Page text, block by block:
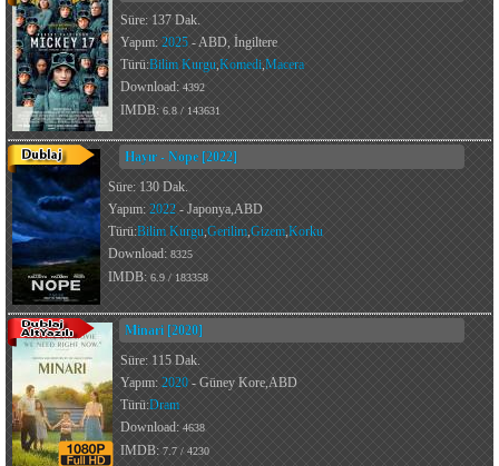
Süre: 137 Dak.
Yapım: 2025 - ABD, İngiltere
Türü:Bilim Kurgu,Komedi,Macera
Download: 4392
IMDB: 6.8 / 143631
Hayır - Nope [2022]
Süre: 130 Dak.
Yapım: 2022 - Japonya,ABD
Türü:Bilim Kurgu,Gerilim,Gizem,Korku
Download: 8325
IMDB: 6.9 / 183358
Minari [2020]
Süre: 115 Dak.
Yapım: 2020 - Güney Kore,ABD
Türü:Dram
Download: 4638
IMDB: 7.7 / 4230